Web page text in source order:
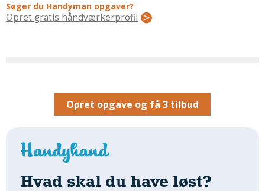
Om Materialer
Varme Og Energi
Indendørs
Kan Det Males?
Søger du Handyman opgaver?
Opret gratis håndværkerprofil
Opret opgave og få 3 tilbud
Hvad skal du have løst?